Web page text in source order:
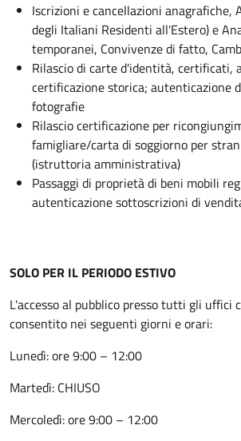
Iscrizioni e cancellazioni anagrafiche,
degli Italiani Residenti all'Estero) e
temporanei, Convivenze di fatto,
Rilascio di carte d'identità, certificati,
certificazione storica; autenticazione
fotografie
Rilascio certificazione per
famigliare/carta di soggiorno per
(istruttoria amministrativa)
Passaggi di proprietà di beni mobili
autenticazione sottoscrizioni di
SOLO PER IL PERIODO ESTIVO
L'accesso al pubblico presso tutti gli uffici
consentito nei seguenti giorni e orari:
Lunedì: ore 9:00 – 12:00
Martedì: CHIUSO
Mercoledì: ore 9:00 – 12:00